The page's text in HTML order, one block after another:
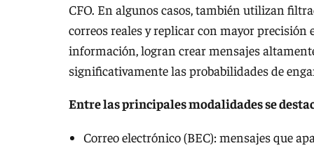
CFO. En algunos casos, también utilizan
correos reales y replicar con mayor
información, logran crear mensajes
significativamente las probabilidades de
Entre las principales modalidades se
Correo electrónico (BEC): mensajes que